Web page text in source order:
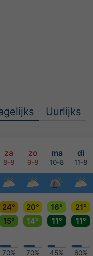
Uurlijks
za zo ma di
8-8 9-8 10-8 11-8
24° 20° 16°
21°
15°
14° 11° 11°
70% 70% 45% 60%